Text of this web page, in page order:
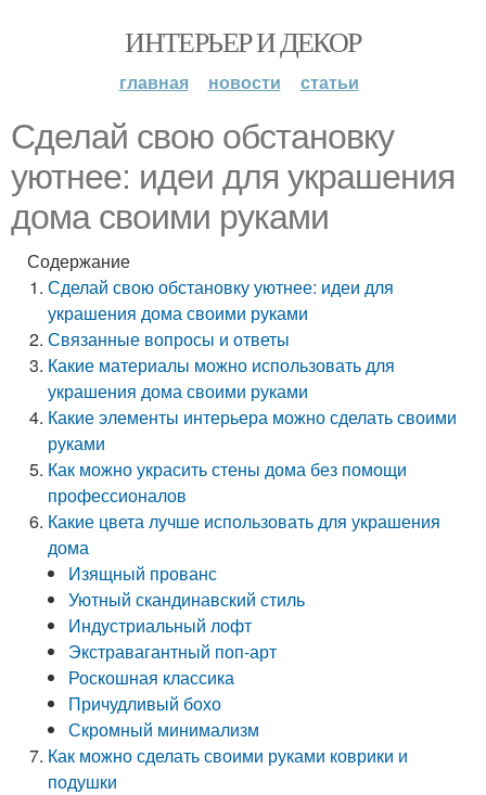
ИНТЕРЬЕР И ДЕКОР
главная новости статьи
Сделай свою обстановку
уютнее: идеи для украшения
дома своими руками
Содержание
Сделай свою обстановку уютнее: идеи для
украшения дома своими руками
Связанные вопросы и ответы
Какие материалы можно использовать для
украшения дома своими руками
Какие элементы интерьера можно сделать своими
руками
Как можно украсить стены дома без помощи
профессионалов
Какие цвета лучше использовать для украшения
дома
Изящный прованс
Уютный скандинавский стиль
Индустриальный лофт
Экстравагантный поп-арт
Роскошная классика
Причудливый бохо
Скромный минимализм
Как можно сделать своими руками коврики и
подушки